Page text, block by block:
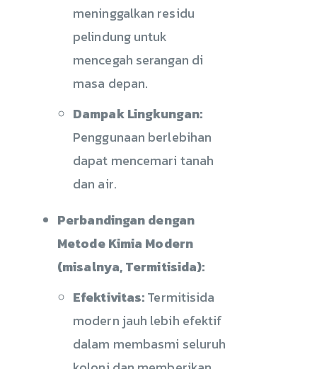
meninggalkan residu
pelindung untuk
mencegah serangan di
masa depan.
Dampak Lingkungan:
Penggunaan berlebihan
dapat mencemari tanah
dan air.
Perbandingan dengan
Metode Kimia Modern
(misalnya, Termitisida):
Efektivitas:Termitisida
modern jauh lebih efektif
dalam membasmi seluruh